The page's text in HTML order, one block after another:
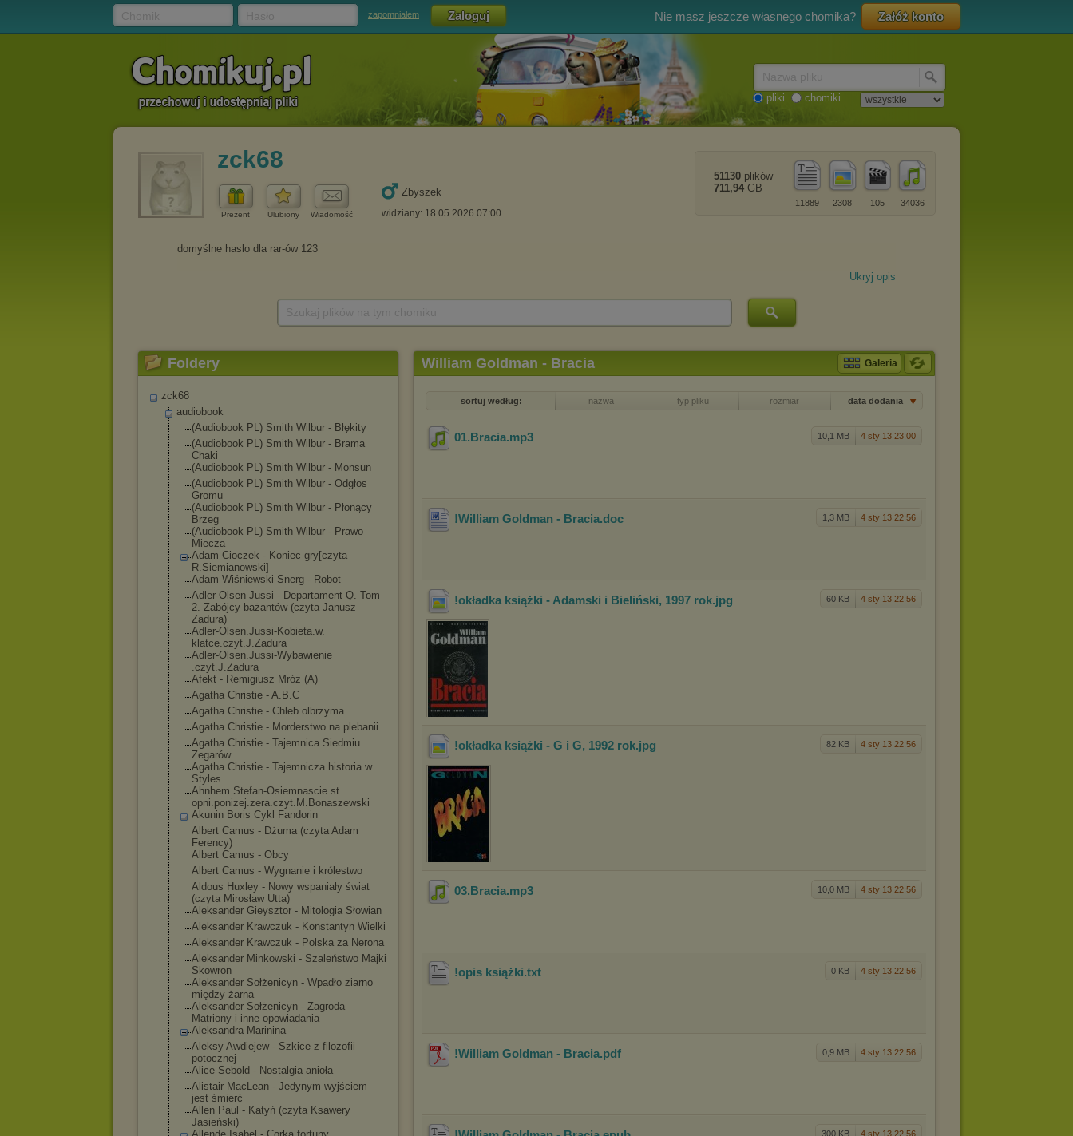
zapomniałem Nie masz jeszcze własnego chomika? Załóż konto
pliki chomiki
zck68
Prezent Ulubiony Wiadomość
Zbyszek
widziany: 18.05.2026 07:00
34036
105
2308
11889
51130 plików
711,94 GB
Ukryj opis
Foldery
zck68
audiobook
(Audiobook PL) Smith Wilbur - Błękity
(Audiobook PL) Smith Wilbur - Brama
Chaki
(Audiobook PL) Smith Wilbur - Monsun
(Audiobook PL) Smith Wilbur - Odgłos
Gromu
(Audiobook PL) Smith Wilbur - Płonący
Brzeg
(Audiobook PL) Smith Wilbur - Prawo
Miecza
Adam Cioczek - Koniec gry[czyta
R.Siemianowski]
Adam Wiśniewski-Snerg - Robot
Adler-Olsen Jussi - Departament Q. Tom
2. Zabójcy bażantów (czyta Janusz
Zadura)
Adler-Olsen.Jussi-Kobieta.w.
klatce.czyt.J.Zadura
Adler-Olsen.Jussi-Wybawienie
.czyt.J.Zadura
Afekt - Remigiusz Mróz (A)
Agatha Christie - A.B.C
Agatha Christie - Chleb olbrzyma
Agatha Christie - Morderstwo na plebanii
Agatha Christie - Tajemnica Siedmiu
Zegarów
Agatha Christie - Tajemnicza historia w
Styles
Ahnhem.Stefan-Osiemnascie.st
opni.ponizej.zera.czyt.M.Bonaszewski
Akunin Boris Cykl Fandorin
Albert Camus - Dżuma (czyta Adam
Ferency)
Albert Camus - Obcy
Albert Camus - Wygnanie i królestwo
Aldous Huxley - Nowy wspaniały świat
(czyta Mirosław Utta)
Aleksander Gieysztor - Mitologia Słowian
Aleksander Krawczuk - Konstantyn Wielki
Aleksander Krawczuk - Polska za Nerona
Aleksander Minkowski - Szaleństwo Majki
Skowron
Aleksander Sołżenicyn - Wpadło ziarno
między żarna
Aleksander Sołżenicyn - Zagroda
Matriony i inne opowiadania
Aleksandra Marinina
Aleksy Awdiejew - Szkice z filozofii
potocznej
Alice Sebold - Nostalgia anioła
Alistair MacLean - Jedynym wyjściem
jest śmierć
Allen Paul - Katyń (czyta Ksawery
Jasieński)
William Goldman - Bracia Galeria
sortuj według: nazwa typ pliku rozmiar data dodania
10,1 MB 4 sty 13 23:00
01.Bracia.mp3
1,3 MB 4 sty 13 22:56
!William Goldman - Bracia.doc
60 KB 4 sty 13 22:56
!okładka książki - Adamski i Bieliński, 1997 rok.jpg
82 KB 4 sty 13 22:56
!okładka książki - G i G, 1992 rok.jpg
10,0 MB 4 sty 13 22:56
03.Bracia.mp3
0 KB 4 sty 13 22:56
!opis książki.txt
0,9 MB 4 sty 13 22:56
!William Goldman - Bracia.pdf
300 KB 4 sty 13 22:56